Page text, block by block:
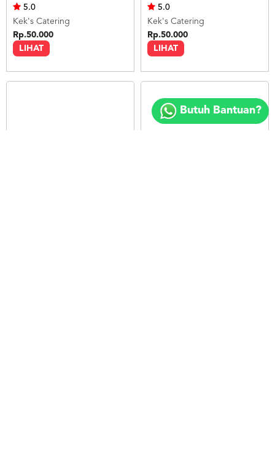
LIHAT
5.0
Kek's Catering
Rp.50.000
LIHAT
5.0
Kek's Catering
Rp.50.000
Butuh Bantuan?